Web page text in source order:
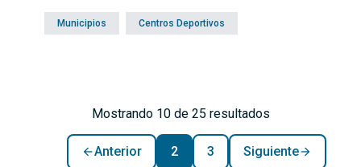
Municipios Centros Deportivos
Mostrando 10 de 25 resultados
Anterior 2 3 Siguiente